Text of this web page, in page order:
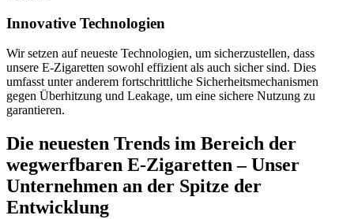
Innovative Technologien
Wir setzen auf neueste Technologien, um sicherzustellen, dass
unsere E-Zigaretten sowohl effizient als auch sicher sind. Dies
umfasst unter anderem fortschrittliche Sicherheitsmechanismen
gegen Überhitzung und Leakage, um eine sichere Nutzung zu
garantieren.
Die neuesten Trends im Bereich der
wegwerfbaren E-Zigaretten – Unser
Unternehmen an der Spitze der
Entwicklung